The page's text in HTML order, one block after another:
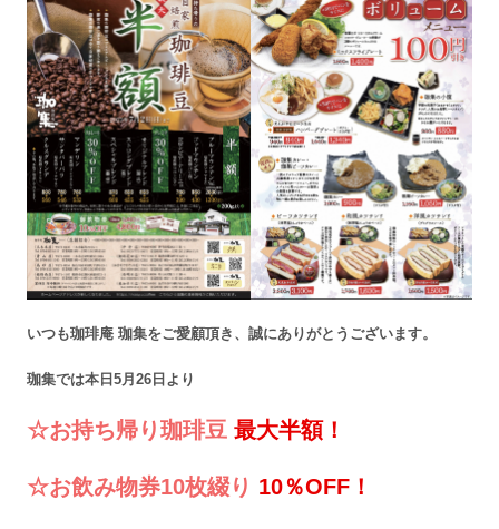
いつも珈琲庵 珈集をご愛顧頂き、 誠にありがとうございます。
珈集では本日5月26日より
☆お持ち帰り珈琲豆 最大半額！
☆お飲み物券10枚綴り 10％OFF！